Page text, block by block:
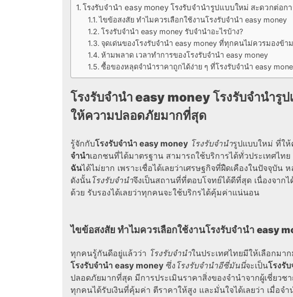
โรงรับจํานํา easy money โรงรับจำนำรูปแบบใหม่ สะดวกต่อ
ไขข้อสงสัย ทำไมควรเลือกใช้งานโรงรับจํานํา easy money
โรงรับจํานํา easy money รับจำนำอะไรบ้าง?
จุดเด่นของโรงรับจํานํา easy money ที่ทุกคนไม่ควรมองข้าม
ห้ามพลาด เวลาทำการของโรงรับจํานํา easy money
ซื้อของหลุดจำนำราคาถูกได้ง่าย ๆ ที่โรงรับจํานํา easy
โรงรับจํานํา easy moneyโรงรับจำนำรู
ให้ความปลอดภัยมากที่สุด
รู้จักกับโรงรับจํานํา easy money โรงรับจำนำรูปแบบใหม่ ที่ให้
จำนำเอกชนที่ได้มาตรฐาน สามารถใช้บริการได้ทั่วประเทศไท
ฉันได้ไม่ยาก เพราะเชื่อได้เลยว่าเศรษฐกิจที่ฝืดเคืองในปัจจุบั
ดังนั้นโรงรับจำนำจึงเป็นสถานที่ที่ตอบโจทย์ได้ดีที่สุด เนื่องจากไ
ด้วย รับรองได้เลยว่าทุกคนจะใช้บริกรได้คุ้มค่าแน่นอน
ไขข้อสงสัย ทำไมควรเลือกใช้งานโรงรับจํานํา easy
ทุกคนรู้กันดีอยู่แล้วว่า โรงรับจำนำในประเทศไทยมีให้เลือกมา
โรงรับจํานํา easy money ซึ่ง โรงรับจํานําอีซี่มันนี่จะเป็นโรงรั
ปลอดภัยมากที่สุด มีการประเมินราคาสิ่งของจำนำจากผู้เชี่ยวช
ทุกคนได้รับเงินที่คุ้มค่า ตีราคาให้สูง และมั่นใจได้เลยว่า เมื่อจ